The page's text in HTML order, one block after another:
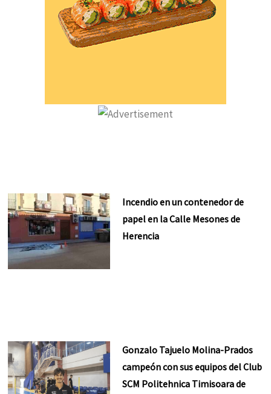
Incendio en un contenedor de
papel en la Calle Mesones de
Herencia
Gonzalo Tajuelo Molina-Prados
campeón con sus equipos del Club
SCM Politehnica Timisoara de